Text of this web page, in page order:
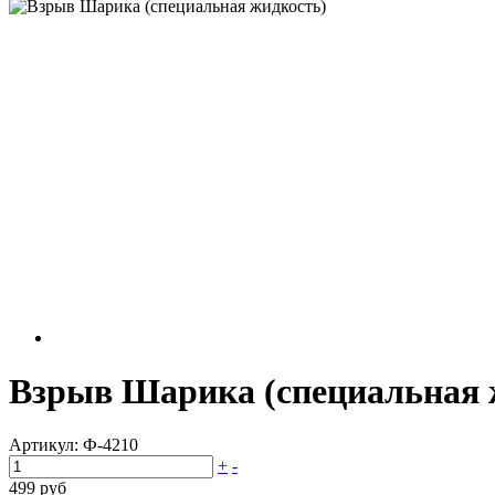
Взрыв Шарика (специальная
Артикул: Ф-4210
+ -
499 руб